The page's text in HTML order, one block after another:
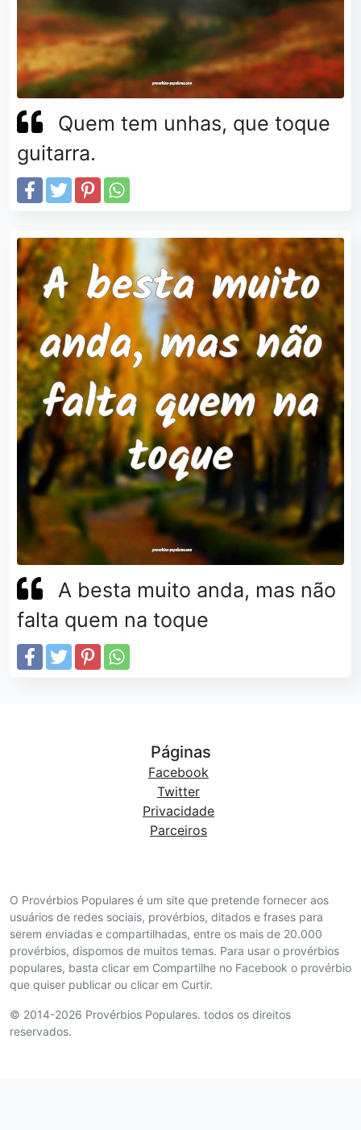
Quem tem unhas, que toque
guitarra.
A besta muito anda, mas não
falta quem na toque
O Provérbios Populares é um site que pretende fornecer aos
usuários de redes sociais, provérbios, ditados e frases para
serem enviadas e compartilhadas, entre os mais de 20.000
provérbios, dispomos de muitos temas. Para usar o provérbios
populares, basta clicar em Compartilhe no Facebook o provérbio
que quiser publicar ou clicar em Curtir.
© 2014-2026 Provérbios Populares. todos os direitos
reservados.
Páginas
Facebook
Twitter
Privacidade
Parceiros